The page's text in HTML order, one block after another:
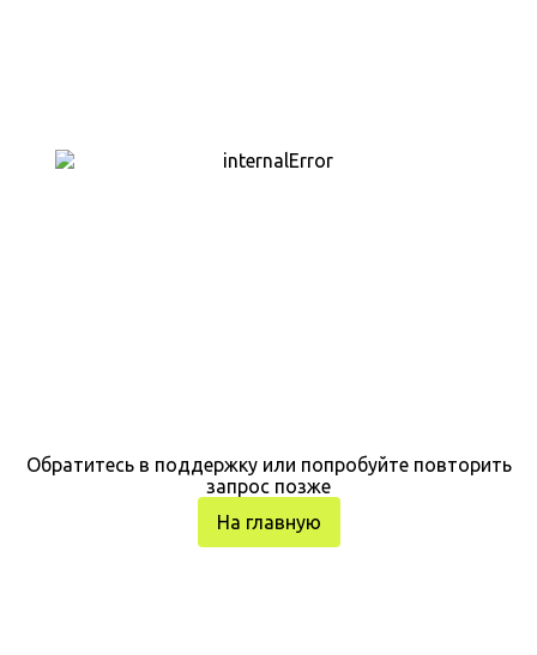
Обратитесь в поддержку или попробуйте повторить
запрос позже
На главную